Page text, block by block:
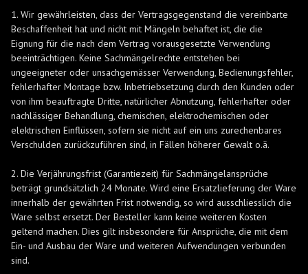
1. Wir gewährleisten, dass der Vertragsgegenstand die vereinbarte
Beschaffenheit hat und nicht mit Mängeln behaftet ist, die die
Eignung für die nach dem Vertrag vorausgesetzte Verwendung
beeinträchtigen. Keine Sachmängelrechte entstehen bei
ungeeigneter oder unsachgemässer Verwendung, Bedienungsfehler,
fehlerhafter Montage bzw. Inbetriebsetzung durch den Kunden oder
von ihm beauftragte Dritte, natürlicher Abnutzung, fehlerhafter oder
nachlässiger Behandlung, chemischen, elektrochemischen oder
elektrischen Einflüssen, sofern sie nicht auf ein uns zurechenbares
Verschulden zurückzuführen sind, in Fällen höherer Gewalt o.ä.
2. Die Verjährungsfrist (Garantiezeit) für Sachmängelansprüche
beträgt grundsätzlich 24 Monate. Wird eine Ersatzlieferung der Ware
innerhalb der gewährten Frist notwendig, so wird ausschliesslich die
Ware selbst ersetzt. Der Besteller kann keine weiteren Kosten
geltend machen. Dies gilt insbesondere für Ansprüche, die mit dem
Ein- und Ausbau der Ware und weiteren Aufwendungen verbunden
sind.